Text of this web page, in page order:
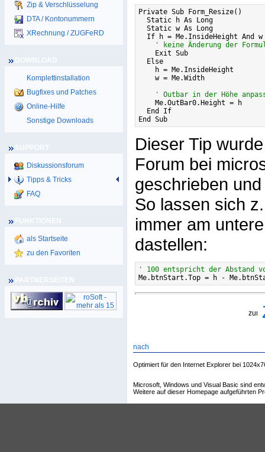
Zip & Verschlüsselung
DTA / Kontonummern
XRechnung / ZUGFeRD
Komplettinstallation
Bugfixes und Patches
Online-Hilfe
Sonstige Downloads
Diskussionsforum
Tipps & Tricks
FAQ
als Startseite
zu den Favoriten
Private Sub Form_Resize()
  Static h As Long
  Static w As Long
If h = Me.InsideHeight And
' keine Änderung der
    Exit Sub
  Else
    h = Me.InsideHeight
    w = Me.Width
' Outbar in der Höhe
    Me.OutBar0.Height = h
  End If
End Sub
Dieser Tip
Forum bei
geschrieben
So lassen sich
immer am
dastellen:
' 100 entspricht der Abstand
Me.btnStart.Top = h -
Optimiert für den Internet Explorer bei
Microsoft, Windows und Visual Basic sind
Weitere auf dieser Homepage aufgeführten